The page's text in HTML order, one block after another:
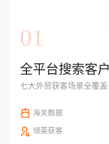
01
全平台搜索客户
七大外贸获客场景全覆盖
海关数据
领英获客